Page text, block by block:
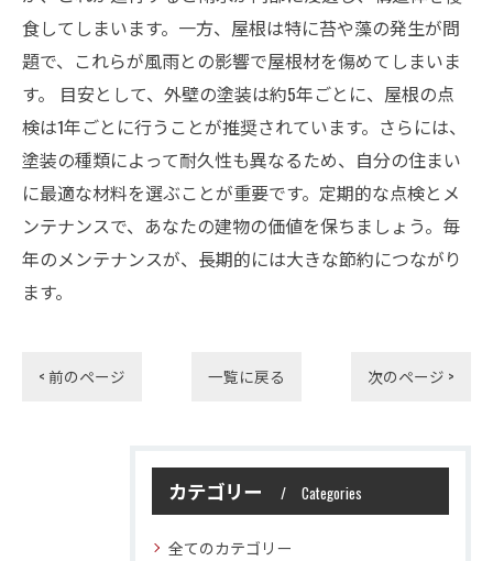
食してしまいます。一方、屋根は特に苔や藻の発生が問
題で、これらが風雨との影響で屋根材を傷めてしまいま
す。 目安として、外壁の塗装は約5年ごとに、屋根の点
検は1年ごとに行うことが推奨されています。さらには、
塗装の種類によって耐久性も異なるため、自分の住まい
に最適な材料を選ぶことが重要です。定期的な点検とメ
ンテナンスで、あなたの建物の価値を保ちましょう。毎
年のメンテナンスが、長期的には大きな節約につながり
ます。
< 前のページ 一覧に戻る 次のページ >
カテゴリー Categories
全てのカテゴリー